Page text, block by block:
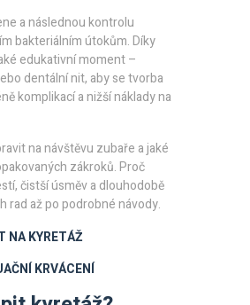
a následnou kontrolu
bakteriálním útokům. Díky
edukativní moment –
dentální nit, aby se tvorba
komplikací a nižší náklady na
na návštěvu zubaře a jaké
zákroků. Proč
čistší úsměv a dlouhodobě
rad až po podrobné návody.
NA KYRETÁŽ
KRVÁCENÍ